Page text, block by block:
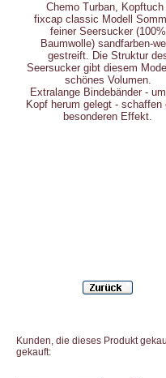
Chemo Turban, Kopftuch
fixcap classic Modell
feiner Seersucker (100%
Baumwolle) sandfarben-
gestreift. Die Struktur
Seersucker gibt diesem
schönes Volumen.
Extralange Bindebänder -
Kopf herum gelegt - schaffen
besonderen Effekt.
Kunden, die dieses Produkt
gekauft: